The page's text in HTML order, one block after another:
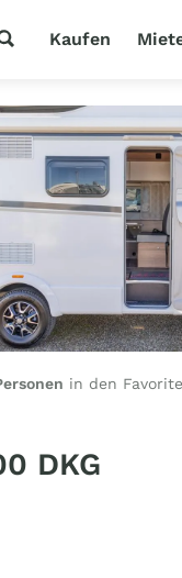
Kaufen
in den
DKG